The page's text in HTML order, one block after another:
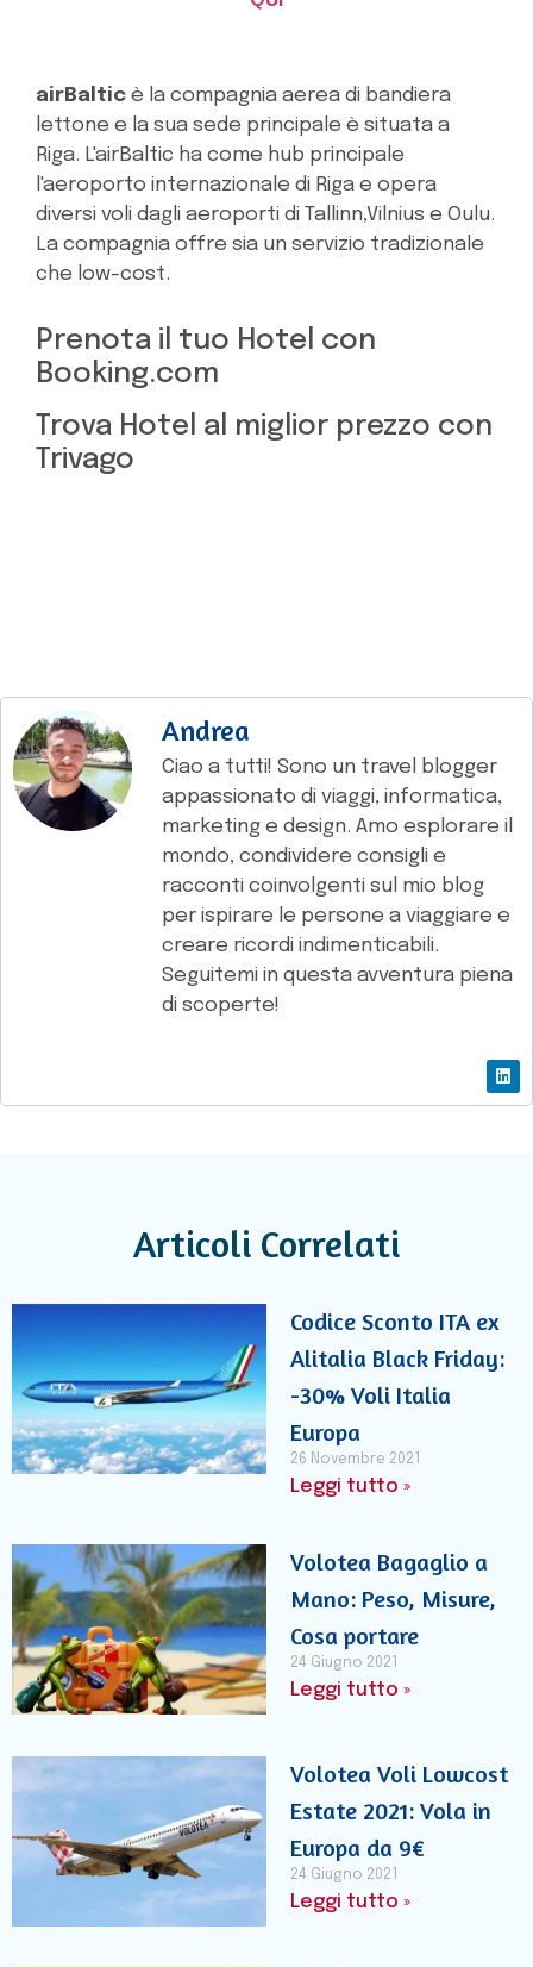
airBaltic è la compagnia aerea di bandiera
lettone e la sua sede principale è situata a
Riga. L'airBaltic ha come hub principale
l'aeroporto internazionale di Riga e opera
diversi voli dagli aeroporti di Tallinn,Vilnius e Oulu.
La compagnia offre sia un servizio tradizionale
che low-cost.
Prenota il tuo Hotel con
Booking.com
Trova Hotel al miglior prezzo con
Trivago
Andrea
Ciao a tutti! Sono un travel blogger
appassionato di viaggi, informatica,
marketing e design. Amo esplorare il
mondo, condividere consigli e
racconti coinvolgenti sul mio blog
per ispirare le persone a viaggiare e
creare ricordi indimenticabili.
Seguitemi in questa avventura piena
di scoperte!
Articoli Correlati
Codice Sconto ITA ex
Alitalia Black Friday:
-30% Voli Italia
Europa
26 Novembre 2021
Leggi tutto »
Volotea Bagaglio a
Mano: Peso, Misure,
Cosa portare
24 Giugno 2021
Leggi tutto »
Volotea Voli Lowcost
Estate 2021: Vola in
Europa da 9€
24 Giugno 2021
Leggi tutto »